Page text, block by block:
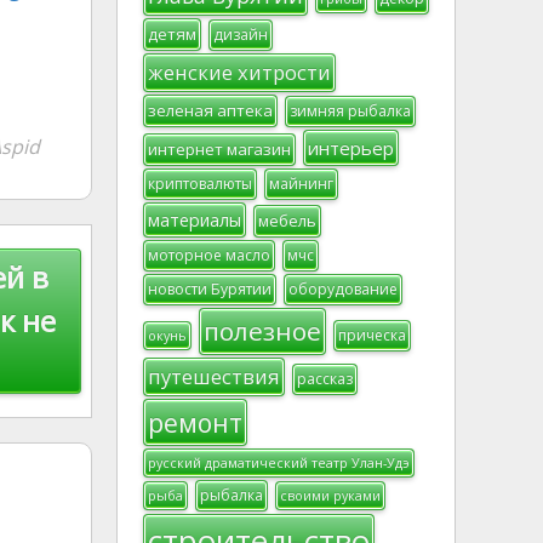
в
не
детям дизайн
женские хитрости
зеленая аптека зимняя рыбалка
интернет магазин интерьер
криптовалюты майнинг
материалы мебель
моторное масло
мчс
новости Бурятии
оборудование
окунь полезное прическа
путешествия рассказ
ремонт
русский драматический театр Улан-Удэ
рыба
рыбалка своими руками